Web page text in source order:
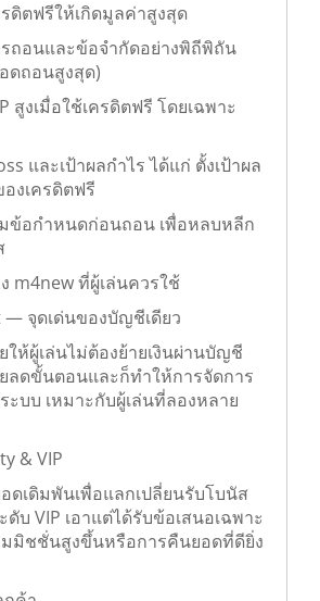
ดิตฟรีให้เกิดมูลค่าสูงสุด
ถอนและข้อจำกัดอย่างพิถีพิถัน
ดถอนสูงสุด)
สูงเมื่อใช้เครดิตฟรี โดยเฉพาะ
และเป้าผลกำไร ได้แก่ ตั้งเป้าผล
องเครดิตฟรี
ข้อกำหนดก่อนถอน เพื่อหลบหลีก
m4new ที่ผู้เล่นควรใช้
— จุดเด่นของบัญชีเดียว
ให้ผู้เล่นไม่ต้องย้ายเงินผ่านบัญชี
ลดขั้นตอนและก็ทำให้การจัดการ
ะบบ เหมาะกับผู้เล่นที่ลองหลาย
& VIP
ดเดิมพันเพื่อแลกเปลี่ยนรับโบนัส
บ VIP เอาแต่ได้รับข้อเสนอเฉพาะ
มมิชชั่นสูงขึ้นหรือการคืนยอดที่ดียิ่ง